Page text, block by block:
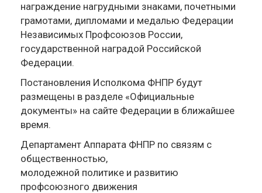
награждение нагрудными знаками, почетными
грамотами, дипломами и медалью Федерации
Независимых Профсоюзов России,
государственной наградой Российской
Федерации.
Постановления Исполкома ФНПР будут
размещены в разделе «Официальные
документы» на сайте Федерации в ближайшее
время.
Департамент Аппарата ФНПР по связям с
общественностью,
молодежной политике и развитию
профсоюзного движения